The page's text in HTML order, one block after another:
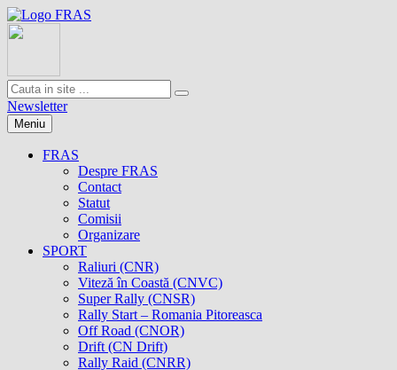
Newsletter
Meniu
FRAS
Despre FRAS
Contact
Statut
Comisii
Organizare
SPORT
Raliuri (CNR)
Viteză în Coastă (CNVC)
Super Rally (CNSR)
Rally Start – Romania Pitoreasca
Off Road (CNOR)
Drift (CN Drift)
Rally Raid (CNRR)